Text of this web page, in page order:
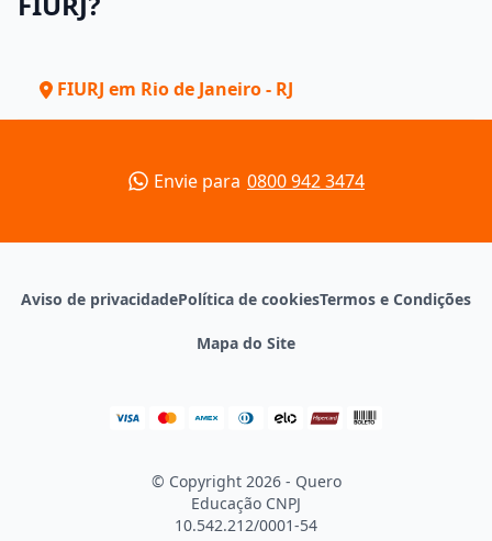
FIURJ em Rio de Janeiro - RJ
Envie para 0800 942 3474
Aviso de privacidadePolítica de cookiesTermos e Condições
Mapa do Site
© Copyright 2026 - Quero
Educação CNPJ
10.542.212/0001-54